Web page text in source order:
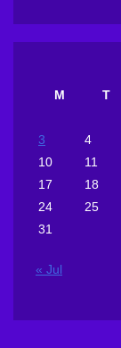
M
T
3
4
10
11
17
18
24
25
31
« Jul